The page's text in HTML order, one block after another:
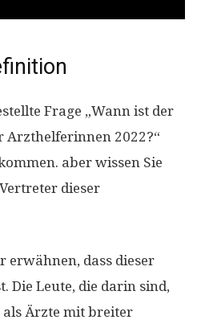
Frage „Wann ist der
Arzthelferinnen 2022?“
aber wissen Sie
dieser
erwähnen, dass dieser
Die Leute, die darin sind,
Ärzte mit breiter